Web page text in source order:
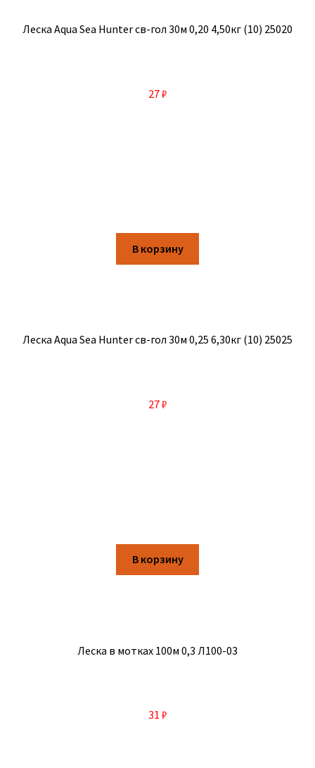
Леска Aqua Sea Hunter св-гол 30м 0,20 4,50кг (10) 25020
27₽
В корзину
Леска Aqua Sea Hunter св-гол 30м 0,25 6,30кг (10) 25025
27₽
В корзину
Леска в мотках 100м 0,3 Л100-03
31 ₽